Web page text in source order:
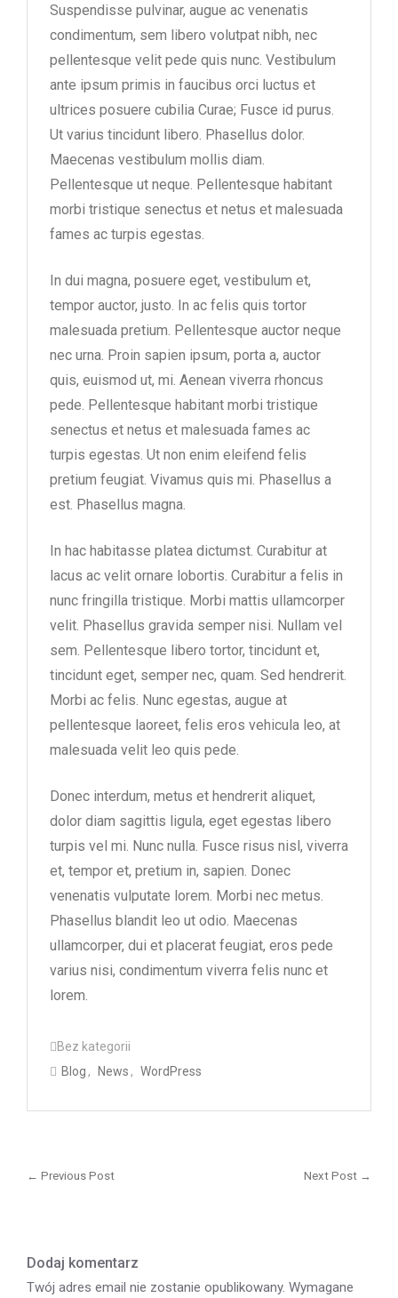
Suspendisse pulvinar, augue ac venenatis
condimentum, sem libero volutpat nibh, nec
pellentesque velit pede quis nunc. Vestibulum
ante ipsum primis in faucibus orci luctus et
ultrices posuere cubilia Curae; Fusce id purus.
Ut varius tincidunt libero. Phasellus dolor.
Maecenas vestibulum mollis diam.
Pellentesque ut neque. Pellentesque habitant
morbi tristique senectus et netus et malesuada
fames ac turpis egestas.
In dui magna, posuere eget, vestibulum et,
tempor auctor, justo. In ac felis quis tortor
malesuada pretium. Pellentesque auctor neque
nec urna. Proin sapien ipsum, porta a, auctor
quis, euismod ut, mi. Aenean viverra rhoncus
pede. Pellentesque habitant morbi tristique
senectus et netus et malesuada fames ac
turpis egestas. Ut non enim eleifend felis
pretium feugiat. Vivamus quis mi. Phasellus a
est. Phasellus magna.
In hac habitasse platea dictumst. Curabitur at
lacus ac velit ornare lobortis. Curabitur a felis in
nunc fringilla tristique. Morbi mattis ullamcorper
velit. Phasellus gravida semper nisi. Nullam vel
sem. Pellentesque libero tortor, tincidunt et,
tincidunt eget, semper nec, quam. Sed hendrerit.
Morbi ac felis. Nunc egestas, augue at
pellentesque laoreet, felis eros vehicula leo, at
malesuada velit leo quis pede.
Donec interdum, metus et hendrerit aliquet,
dolor diam sagittis ligula, eget egestas libero
turpis vel mi. Nunc nulla. Fusce risus nisl, viverra
et, tempor et, pretium in, sapien. Donec
venenatis vulputate lorem. Morbi nec metus.
Phasellus blandit leo ut odio. Maecenas
ullamcorper, dui et placerat feugiat, eros pede
varius nisi, condimentum viverra felis nunc et
lorem.
Bez kategorii
Blog , News , WordPress
wpisu
← Previous Post Next Post →
Dodaj komentarz
Twój adres email nie zostanie opublikowany. Wymagane